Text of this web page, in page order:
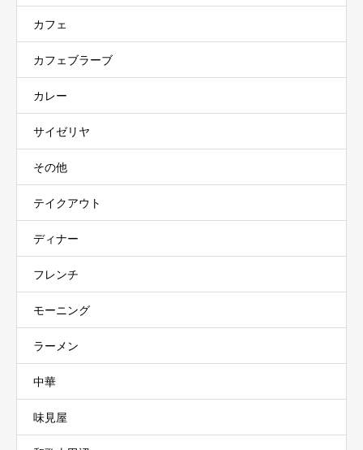
カフェ
カフェブラーブ
カレー
サイゼリヤ
その他
テイクアウト
ディナー
フレンチ
モーニング
ラーメン
中華
味見屋